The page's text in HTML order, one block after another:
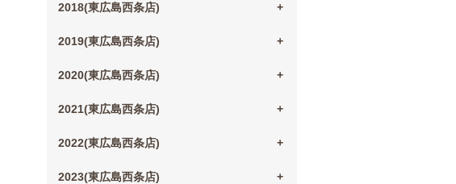
2018(東広島西条店)
2019(東広島西条店)
2020(東広島西条店)
2021(東広島西条店)
2022(東広島西条店)
2023(東広島西条店)